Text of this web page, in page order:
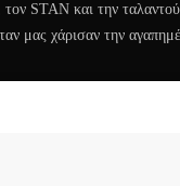
τον STAN και την
μας χάρισαν την